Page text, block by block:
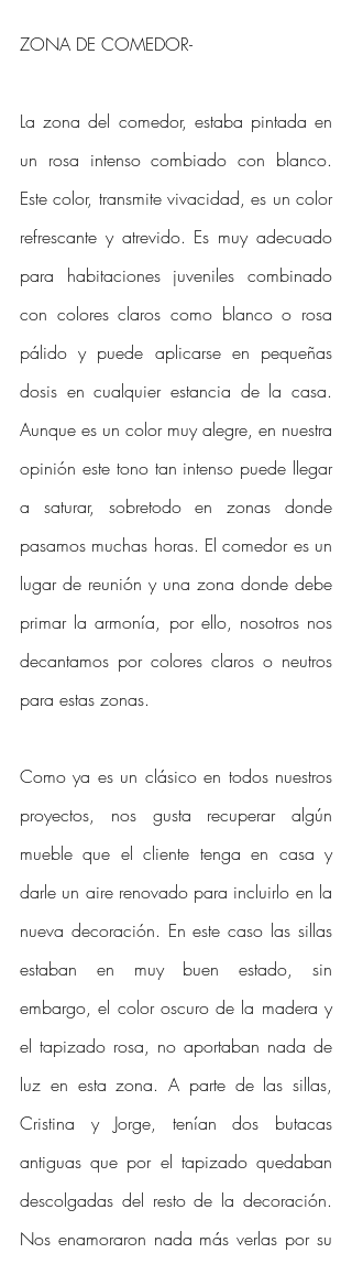
ZONA DE COMEDOR-
La zona del comedor, estaba pintada en
un rosa intenso combiado con blanco.
Este color, transmite vivacidad, es un color
refrescante y atrevido. Es muy adecuado
para habitaciones juveniles combinado
con colores claros como blanco o rosa
pálido y puede aplicarse en pequeñas
dosis en cualquier estancia de la casa.
Aunque es un color muy alegre, en nuestra
opinión este tono tan intenso puede llegar
a saturar, sobretodo en zonas donde
pasamos muchas horas. El comedor es un
lugar de reunión y una zona donde debe
primar la armonía, por ello, nosotros nos
decantamos por colores claros o neutros
para estas zonas.
Como ya es un clásico en todos nuestros
proyectos, nos gusta recuperar algún
mueble que el cliente tenga en casa y
darle un aire renovado para incluirlo en la
nueva decoración. En este caso las sillas
estaban en muy buen estado, sin
embargo, el color oscuro de la madera y
el tapizado rosa, no aportaban nada de
luz en esta zona. A parte de las sillas,
Cristina y Jorge, tenían dos butacas
antiguas que por el tapizado quedaban
descolgadas del resto de la decoración.
Nos enamoraron nada más verlas por su